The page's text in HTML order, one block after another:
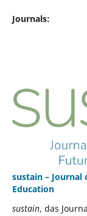
Journals:
sustain –
Education
sustain, das